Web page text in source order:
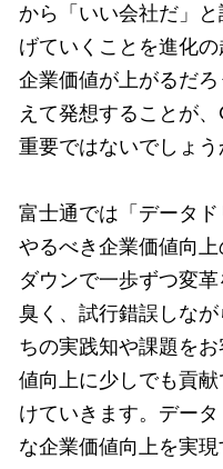
から「いい会社だ」
げていくことを進化
企業価値が上がるだ
えて発想することが
重要ではないでしょう
富士通では「データ
やるべき企業価値向
ダウンで一歩ずつ変
臭く、試行錯誤しな
ちの実践知や課題を
値向上に少しでも貢
けていきます。デー
な企業価値向上を実